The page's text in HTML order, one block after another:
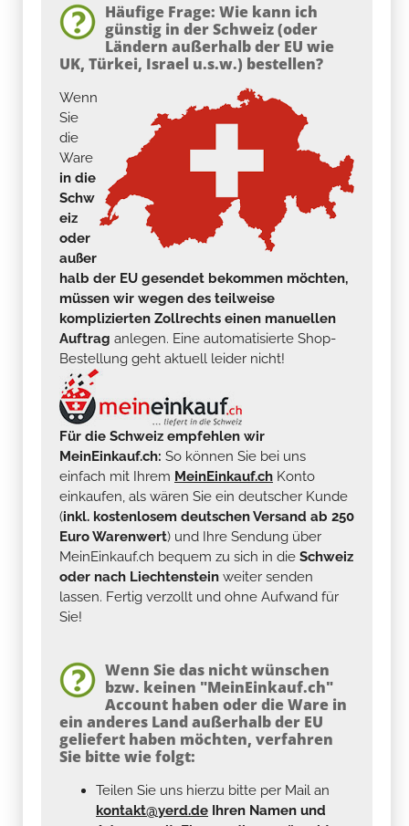
Häufige Frage: Wie kann ich
günstig in der Schweiz (oder
Ländern außerhalb der EU wie
UK, Türkei, Israel u.s.w.) bestellen?
Wenn
Sie
die
Ware
in die
Schw
eiz
oder
außer
halb der EU gesendet bekommen möchten,
müssen wir wegen des teilweise
komplizierten Zollrechts einen manuellen
Auftrag anlegen. Eine automatisierte Shop-
Bestellung geht aktuell leider nicht!
Für die Schweiz empfehlen wir
MeinEinkauf.ch: So können Sie bei uns
einfach mit Ihrem MeinEinkauf.ch Konto
einkaufen, als wären Sie ein deutscher Kunde
(inkl. kostenlosem deutschen Versand ab 250
Euro Warenwert) und Ihre Sendung über
MeinEinkauf.ch bequem zu sich in die Schweiz
oder nach Liechtenstein weiter senden
lassen. Fertig verzollt und ohne Aufwand für
Sie!
Wenn Sie das nicht wünschen
bzw. keinen "MeinEinkauf.ch"
Account haben oder die Ware in
ein anderes Land außerhalb der EU
geliefert haben möchten, verfahren
Sie bitte wie folgt:
Teilen Sie uns hierzu bitte per Mail an
kontakt@yerd.de Ihren Namen und